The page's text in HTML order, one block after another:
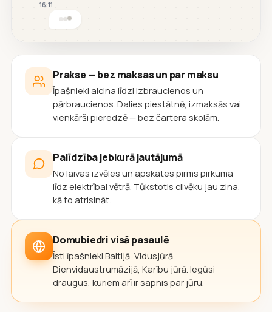
16:11
Prakse — bez maksas un par maksu
Īpašnieki aicina līdzi izbraucienos un
pārbraucienos. Dalies piestātnē, izmaksās vai
vienkārši pieredzē — bez čartera skolām.
Palīdzība jebkurā jautājumā
No laivas izvēles un apskates pirms pirkuma
līdz elektrībai vētrā. Tūkstotis cilvēku jau zina,
kā to atrisināt.
Domubiedri visā pasaulē
Īsti īpašnieki Baltijā, Vidusjūrā,
Dienvidaustrumāzijā, Karību jūrā. Iegūsi
draugus, kuriem arī ir sapnis par jūru.